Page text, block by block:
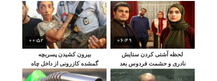
گفت
نیویورک
06:49
لحظه آشتی کردن ستایش
نادری و حشمت فردوس بعد
00:52
بیرون کشیدن پسربچه
گمشده کازرونی از داخل چاه
به صورت زنده!!